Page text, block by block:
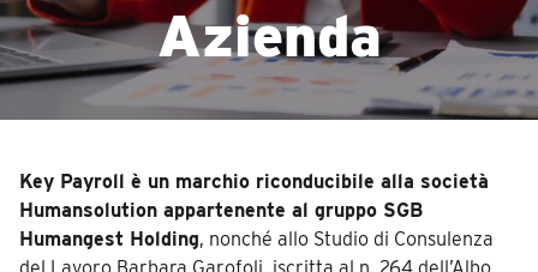
Azienda
Key Payroll è un marchio riconducibile alla società
Humansolution appartenente al gruppo SGB
Humangest Holding, nonché allo Studio di Consulenza